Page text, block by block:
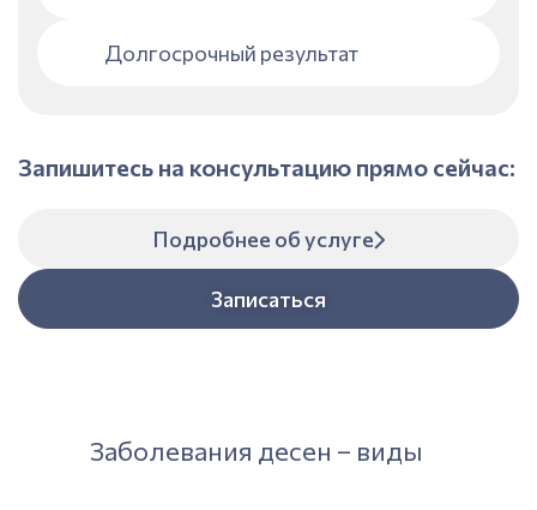
Долгосрочный результат
Запишитесь на консультацию прямо сейчас:
Подробнее об услуге
Записаться
Заболевания десен – виды